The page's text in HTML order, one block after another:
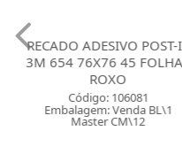
RECADO ADESIVO POST-IT
3M 654 76X76 45 FOLHAS
ROXO
Código: 106081
Embalagem: Venda BL\1
Master CM\12